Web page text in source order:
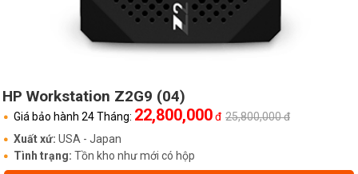
HP Workstation Z2G9 (04)
Giá bảo hành 24 Tháng: 22,800,000đ 25,800,000 đ
Xuất xứ: USA - Japan
Tình trạng: Tồn kho như mới có hộp